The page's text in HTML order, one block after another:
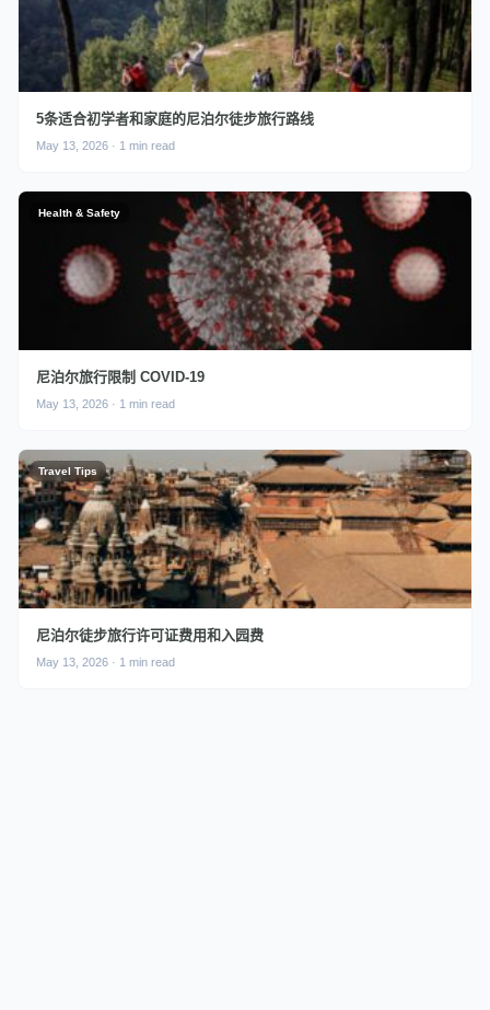
5条适合初学者和家庭的尼泊尔徒步旅行路线
May 13, 2026 · 1 min read
Health & Safety
尼泊尔旅行限制 COVID-19
May 13, 2026 · 1 min read
Travel Tips
尼泊尔徒步旅行许可证费用和入园费
May 13, 2026 · 1 min read